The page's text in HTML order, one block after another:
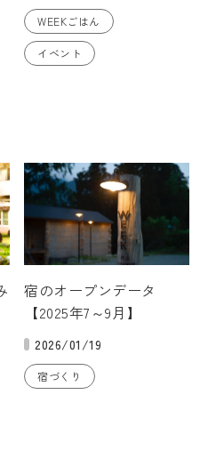
WEEKごはん
イベント
宿のオープンデータ
【2025年7～9月】
2026/01/19
宿づくり